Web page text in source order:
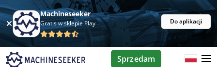
Machineseeker
Gratis w sklepie Play Do aplikacji
Sprzedam